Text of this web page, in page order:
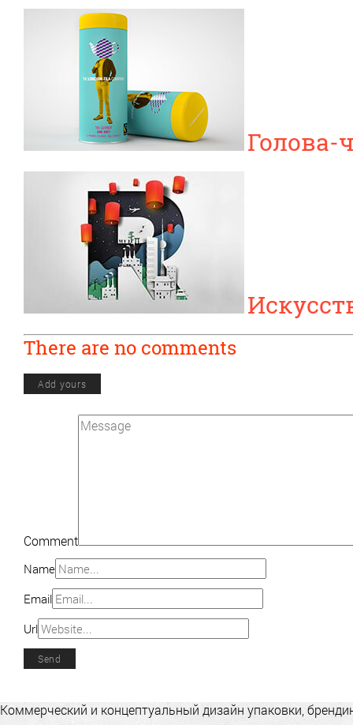
Голова-
There are no comments
Add yours
Comment
Name
Email
Url
Коммерческий и концептуальный дизайн упаковки,